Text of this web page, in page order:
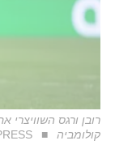
רובן ורגס
קולומביה